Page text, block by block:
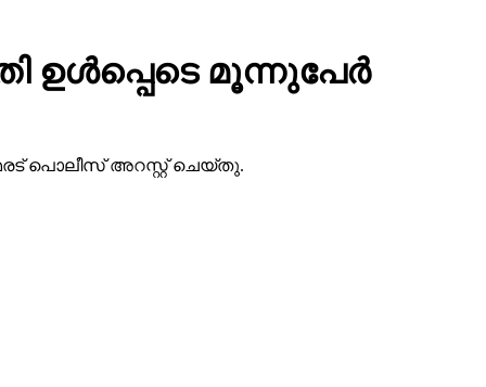
ഉള്‍പ്പെടെ മൂന്നുപേര്‍
പൊലീസ് അറസ്റ്റ് ചെയ്തു.